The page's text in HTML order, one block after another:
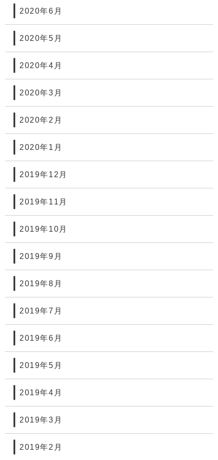
2020年6月
2020年5月
2020年4月
2020年3月
2020年2月
2020年1月
2019年12月
2019年11月
2019年10月
2019年9月
2019年8月
2019年7月
2019年6月
2019年5月
2019年4月
2019年3月
2019年2月